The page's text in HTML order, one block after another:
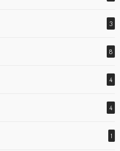
3
8
4
4
1